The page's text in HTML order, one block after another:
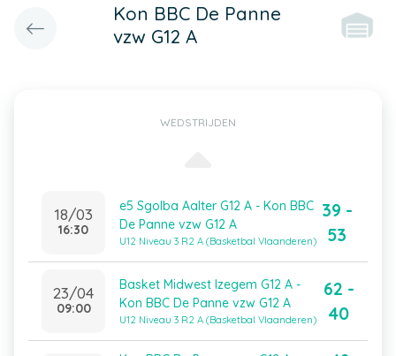
Kon BBC De Panne
vzw G12 A
WEDSTRIJDEN
18/03
16:30
e5 Sgolba Aalter G12 A - Kon BBC
De Panne vzw G12 A
U12 Niveau 3 R2 A (Basketbal Vlaanderen)
39 -
53
23/04
09:00
Basket Midwest Izegem G12 A -
Kon BBC De Panne vzw G12 A
U12 Niveau 3 R2 A (Basketbal Vlaanderen)
62 -
40